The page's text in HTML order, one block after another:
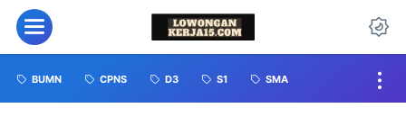
BUMN CPNS D3 S1 SMA